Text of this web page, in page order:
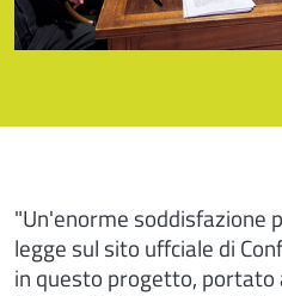
"Un'enorme soddisfazione
legge sul sito uffciale di
in questo progetto, portato